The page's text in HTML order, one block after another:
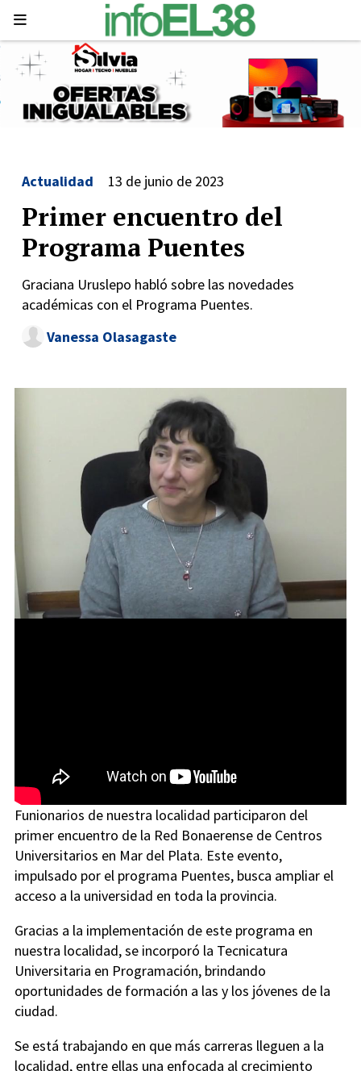
Primer encuentro del
Programa Puentes
Graciana Uruslepo habló sobre las novedades
académicas con el Programa Puentes.
Actualidad 13 de junio de 2023
Vanessa Olasagaste
Funionarios de nuestra localidad participaron del
primer encuentro de la Red Bonaerense de Centros
Universitarios en Mar del Plata. Este evento,
impulsado por el programa Puentes, busca ampliar el
acceso a la universidad en toda la provincia.
Gracias a la implementación de este programa en
nuestra localidad, se incorporó la Tecnicatura
Universitaria en Programación, brindando
oportunidades de formación a las y los jóvenes de la
ciudad.
Se está trabajando en que más carreras lleguen a la
localidad, entre ellas una enfocada al crecimiento